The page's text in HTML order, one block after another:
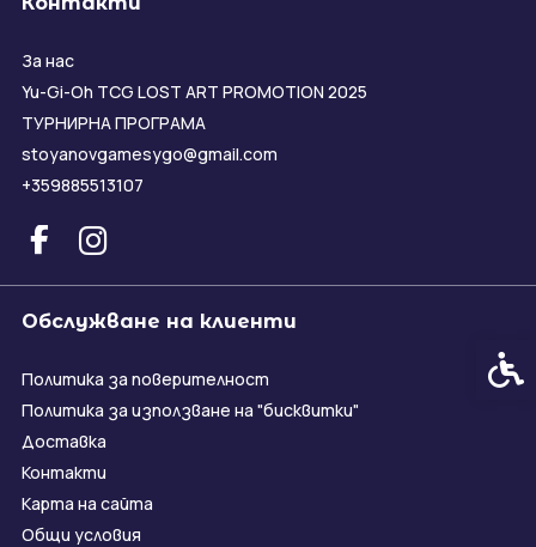
За нас
Yu-Gi-Oh TCG LOST ART PROMOTION 2025
ТУРНИРНА ПРОГРАМА
stoyanovgamesygo@gmail.com
+359885513107
Обслужване на клиенти
Политика за поверителност
Политика за използване на "бисквитки"
Доставка
Контакти
Карта на сайта
Общи условия